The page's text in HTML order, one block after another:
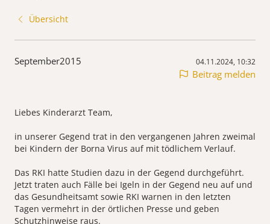
Übersicht
September2015 04.11.2024, 10:32
Beitrag melden
Liebes Kinderarzt Team,
in unserer Gegend trat in den vergangenen Jahren zweimal
bei Kindern der Borna Virus auf mit tödlichem Verlauf.
Das RKI hatte Studien dazu in der Gegend durchgeführt.
Jetzt traten auch Fälle bei Igeln in der Gegend neu auf und
das Gesundheitsamt sowie RKI warnen in den letzten
Tagen vermehrt in der örtlichen Presse und geben
Schutzhinweise raus.